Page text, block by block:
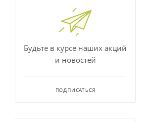
Будьте в курсе наших акций
и новостей
ПОДПИСАТЬСЯ